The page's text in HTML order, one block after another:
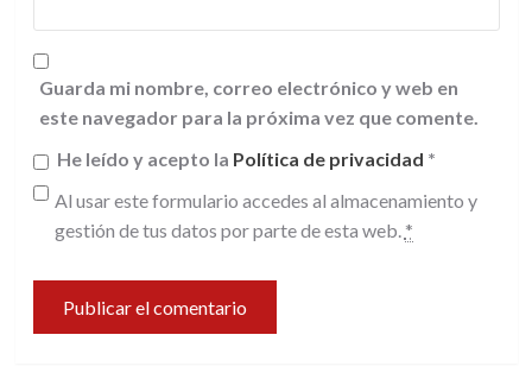
Guarda mi nombre, correo electrónico y web en
este navegador para la próxima vez que comente.
He leído y acepto la Política de privacidad *
Al usar este formulario accedes al almacenamiento y
gestión de tus datos por parte de esta web. *